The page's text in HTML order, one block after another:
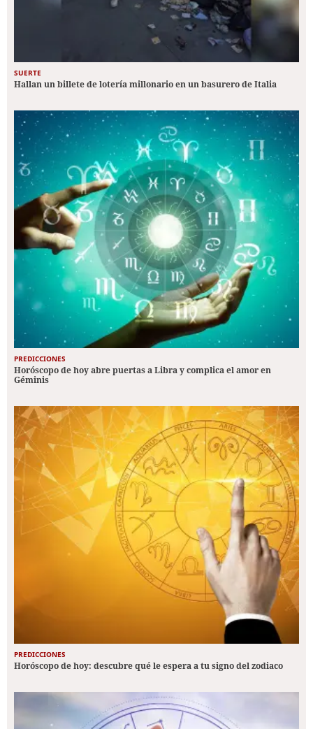
SUERTE
Hallan un billete de lotería millonario en un basurero de Italia
PREDICCIONES
Horóscopo de hoy abre puertas a Libra y complica el amor en
Géminis
PREDICCIONES
Horóscopo de hoy: descubre qué le espera a tu signo del zodiaco